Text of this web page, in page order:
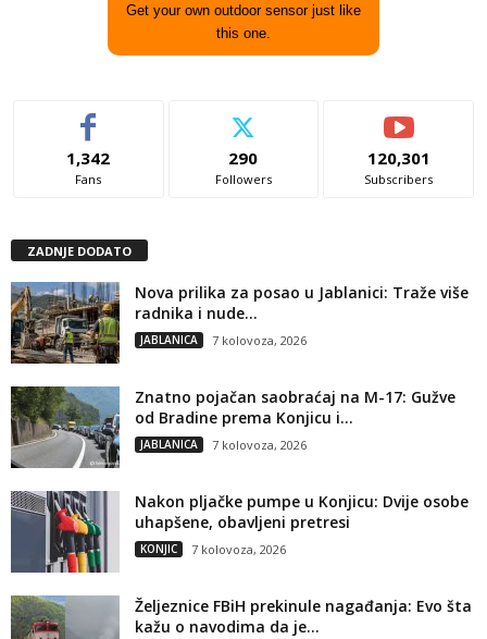
Get your own outdoor sensor just like
this one.
1,342
Fans
290
Followers
120,301
Subscribers
ZADNJE DODATO
Nova prilika za posao u Jablanici: Traže više
radnika i nude...
JABLANICA 7 kolovoza, 2026
Znatno pojačan saobraćaj na M-17: Gužve
od Bradine prema Konjicu i...
JABLANICA 7 kolovoza, 2026
Nakon pljačke pumpe u Konjicu: Dvije osobe
uhapšene, obavljeni pretresi
KONJIC 7 kolovoza, 2026
Željeznice FBiH prekinule nagađanja: Evo šta
kažu o navodima da je...